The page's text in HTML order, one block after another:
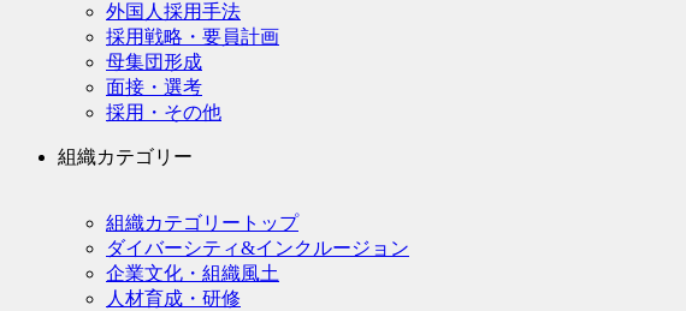
外国人採用手法
採用戦略・要員計画
母集団形成
面接・選考
採用・その他
組織カテゴリー
組織カテゴリートップ
ダイバーシティ&インクルージョン
企業文化・組織風土
人材育成・研修